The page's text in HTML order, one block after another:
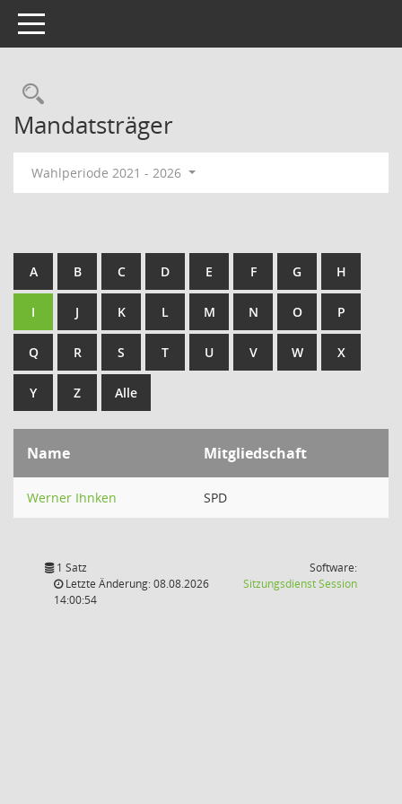
Toggle navigation
Rechercheauswahl
Mandatsträger
Wahlperiode 2021 - 2026
A B C D E F G H
I J K L M N O P
Q R S T U V W X
Y Z Alle
Name Mitgliedschaft
Werner Ihnken SPD
1 Satz
Letzte Änderung: 08.08.2026
14:00:54
Software:
SitzungsdienstSession(Wird in